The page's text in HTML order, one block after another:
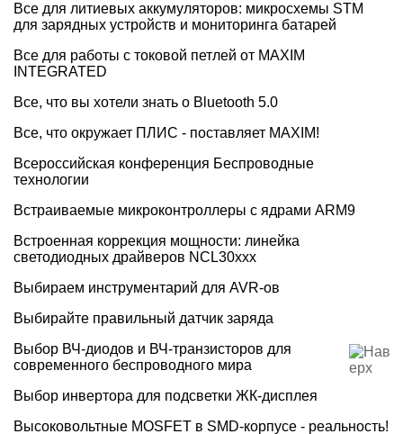
Все для литиевых аккумуляторов: микросхемы STM
для зарядных устройств и мониторинга батарей
Все для работы с токовой петлей от MAXIM
INTEGRATED
Все, что вы хотели знать о Bluetooth 5.0
Все, что окружает ПЛИС - поставляет MAXIM!
Всероссийская конференция Беспроводные
технологии
Встраиваемые микроконтроллеры с ядрами ARM9
Встроенная коррекция мощности: линейка
светодиодных драйверов NCL30ххх
Выбираем инструментарий для AVR-ов
Выбирайте правильный датчик заряда
Выбор ВЧ-диодов и ВЧ-транзисторов для
современного беспроводного мира
Выбор инвертора для подсветки ЖК-дисплея
Высоковольтные MOSFET в SMD-корпусе - реальность!